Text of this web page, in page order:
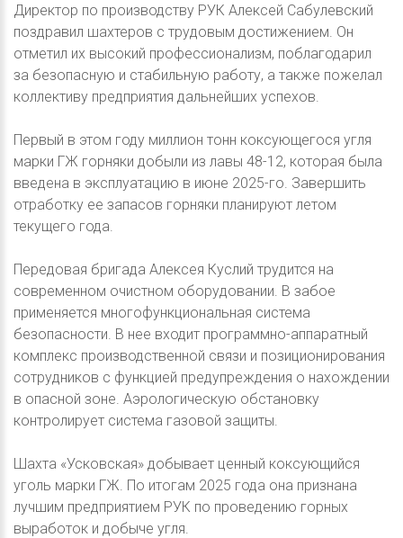
Директор по производству РУК Алексей Сабулевский
поздравил шахтеров с трудовым достижением. Он
отметил их высокий профессионализм, поблагодарил
за безопасную и стабильную работу, а также пожелал
коллективу предприятия дальнейших успехов.
Первый в этом году миллион тонн коксующегося угля
марки ГЖ горняки добыли из лавы 48-12, которая была
введена в эксплуатацию в июне 2025-го. Завершить
отработку ее запасов горняки планируют летом
текущего года.
Передовая бригада Алексея Куслий трудится на
современном очистном оборудовании. В забое
применяется многофункциональная система
безопасности. В нее входит программно-аппаратный
комплекс производственной связи и позиционирования
сотрудников с функцией предупреждения о нахождении
в опасной зоне. Аэрологическую обстановку
контролирует система газовой защиты.
Шахта «Усковская» добывает ценный коксующийся
уголь марки ГЖ. По итогам 2025 года она признана
лучшим предприятием РУК по проведению горных
выработок и добыче угля.